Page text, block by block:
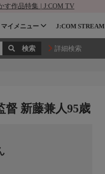
す作品特集 | J:COM TV
マイメニュー J:COM STREAM
詳細検索
新藤兼人95歳